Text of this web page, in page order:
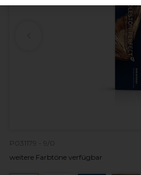
P031179 - 9/0
weitere Farbtöne verfügbar